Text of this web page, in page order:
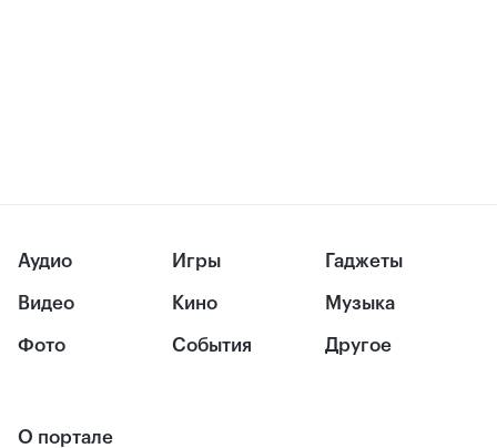
Аудио
Видео
Фото
Игры
Кино
События
Гаджеты
Музыка
Другое
О портале